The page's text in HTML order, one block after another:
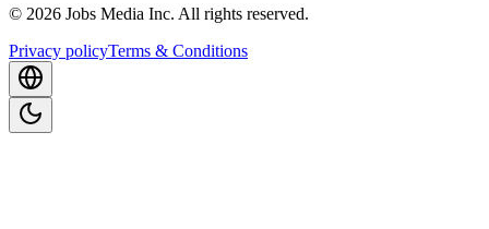
© 2026 Jobs Media Inc. All rights reserved.
Privacy policyTerms & Conditions